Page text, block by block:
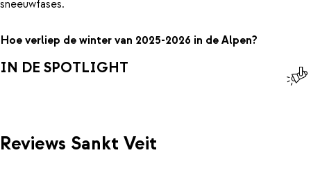
sneeuwfases.
Hoe verliep de winter van 2025-2026 in de Alpen?
IN DE SPOTLIGHT
Reviews Sankt Veit